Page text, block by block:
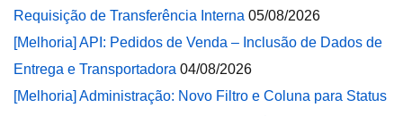
Requisição de Transferência Interna 05/08/2026
[Melhoria] API: Pedidos de Venda – Inclusão de Dados de
Entrega e Transportadora 04/08/2026
[Melhoria] Administração: Novo Filtro e Coluna para Status